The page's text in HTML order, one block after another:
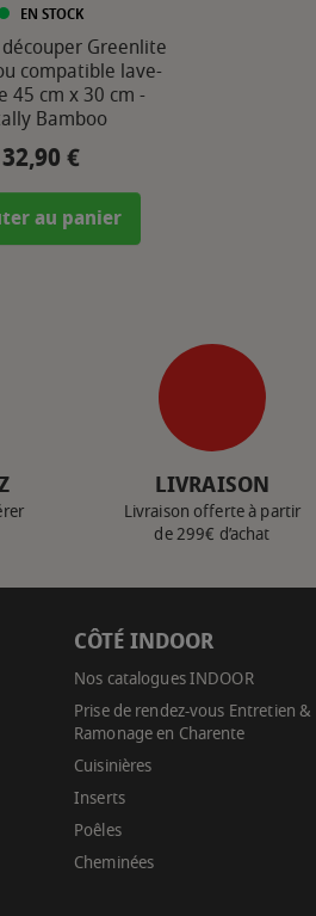
EN STOCK
Greenlite
compatible lave-
45 cm x 30 cm -
Bamboo
Prix
32,90 €
au panier
LIVRAISON
Livraison offerte à partir
de 299€ d’achat
CÔTÉ INDOOR
Nos catalogues INDOOR
Prise de rendez-vous Entretien &
Ramonage en Charente
Cuisinières
Inserts
Poêles
Cheminées